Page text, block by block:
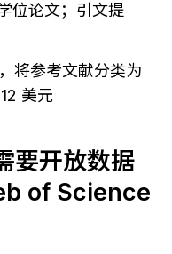
位论文；引文提
将参考文献分类为
美元
要开放数据
of Science